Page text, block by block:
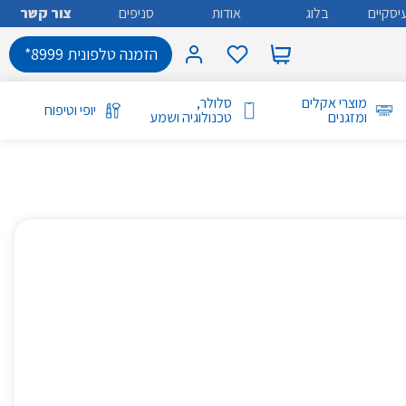
בלוג אודות סניפים צור קשר
הזמנה טלפונית 8999*
מוצרי אקלים
ומזגנים
סלולר,
טכנולוגיה ושמע יופי וטיפוח